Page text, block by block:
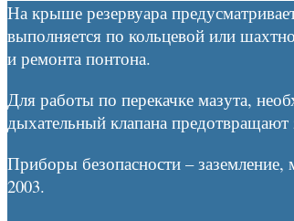
На крыше резервуара
выполняется по кольцевой или
и ремонта понтона.
Для работы по перекачке мазута,
дыхательный клапана предотвращают
Приборы безопасности –
2003.